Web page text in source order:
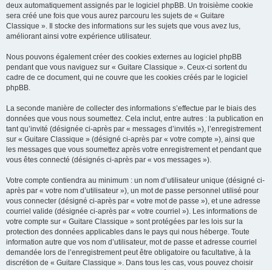
deux automatiquement assignés par le logiciel phpBB. Un troisième cookie
sera créé une fois que vous aurez parcouru les sujets de « Guitare
Classique ». Il stocke des informations sur les sujets que vous avez lus,
améliorant ainsi votre expérience utilisateur.
Nous pouvons également créer des cookies externes au logiciel phpBB
pendant que vous naviguez sur « Guitare Classique ». Ceux-ci sortent du
cadre de ce document, qui ne couvre que les cookies créés par le logiciel
phpBB.
La seconde manière de collecter des informations s’effectue par le biais des
données que vous nous soumettez. Cela inclut, entre autres : la publication en
tant qu’invité (désignée ci-après par « messages d’invités »), l’enregistrement
sur « Guitare Classique » (désigné ci-après par « votre compte »), ainsi que
les messages que vous soumettez après votre enregistrement et pendant que
vous êtes connecté (désignés ci-après par « vos messages »).
Votre compte contiendra au minimum : un nom d’utilisateur unique (désigné ci-
après par « votre nom d’utilisateur »), un mot de passe personnel utilisé pour
vous connecter (désigné ci-après par « votre mot de passe »), et une adresse
courriel valide (désignée ci-après par « votre courriel »). Les informations de
votre compte sur « Guitare Classique » sont protégées par les lois sur la
protection des données applicables dans le pays qui nous héberge. Toute
information autre que vos nom d’utilisateur, mot de passe et adresse courriel
demandée lors de l’enregistrement peut être obligatoire ou facultative, à la
discrétion de « Guitare Classique ». Dans tous les cas, vous pouvez choisir